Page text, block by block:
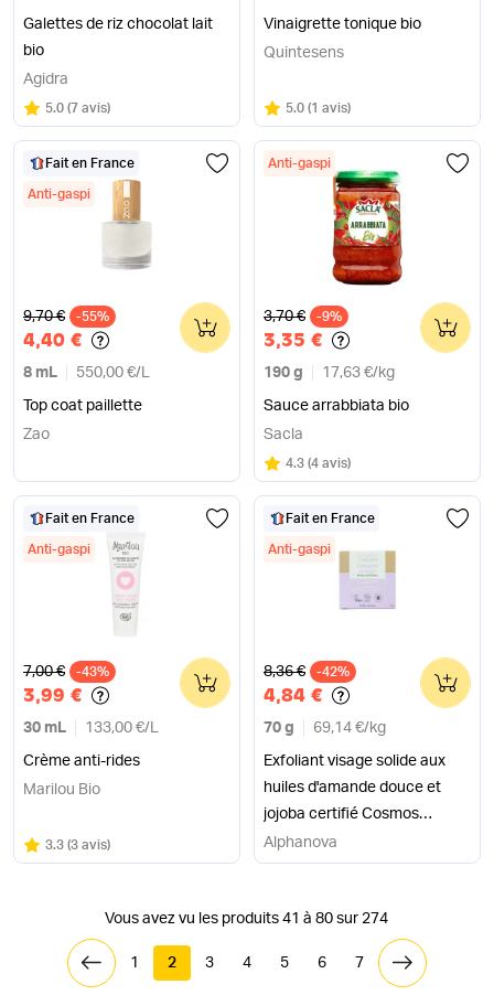
Galettes de riz chocolat lait
bio
Agidra
Note
5.0 sur 5
(7 avis)
Vinaigrette tonique bio
Quintesens
Note
5.0 sur 5
(1 avis)
Fait en France
Anti-gaspi
Ancien prix
9,70 € -55%
4,40 €
8 mL 550,00 €/ L
Top coat paillette
0
Zao
Anti-gaspi
Ancien prix
3,70 € -9%
3,35 €
190 g 17,63 €/ kg
Sauce arrabbiata bio
0
Sacla
Note
4.3 sur 5
(4 avis)
Fait en France
Anti-gaspi
Ancien prix
7,00 € -43%
3,99 €
30 mL 133,00 €/ L
Crème anti-rides
0
Marilou Bio
Note
3.3 sur 5
(3 avis)
Fait en France
Anti-gaspi
Ancien prix
8,36 € -42%
4,84 €
70 g 69,14 €/ kg
Exfoliant visage solide aux
huiles d'amande douce et
jojoba certifié Cosmos
Organic
0
Alphanova
Vous avez vu les produits 41 à 80 sur 274
1 2 3 4 5 6 7